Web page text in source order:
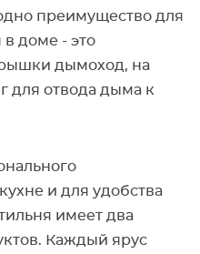
преимущество для
доме - это
дымоход, на
для отвода дыма к
и для удобства
имеет два
Каждый ярус